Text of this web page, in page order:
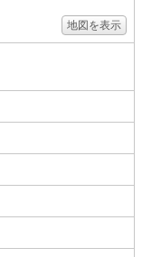
地図を表示